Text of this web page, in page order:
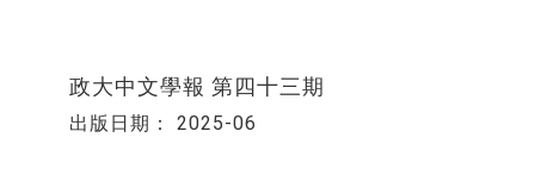
政大中文學報 第四十三期
出版日期： 2025-06